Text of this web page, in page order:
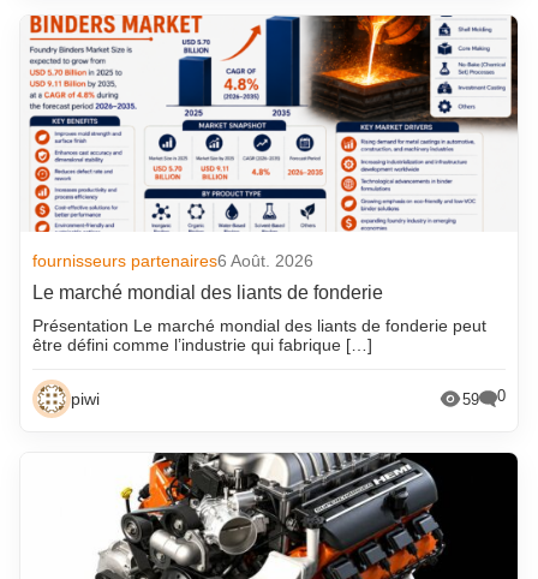
fournisseurs partenaires6 Août. 2026
Le marché mondial des liants de fonderie
Présentation Le marché mondial des liants de fonderie peut
être défini comme l’industrie qui fabrique […]
piwi 59 0